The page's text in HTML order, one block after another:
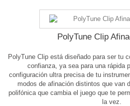
PolyTune Clip
PolyTune Clip está diseñado para ser tu
confianza, ya sea para una rápida
configuración ultra precisa de tu
modos de afinación distintos que van
polifónica que cambia el juego que te
la vez.